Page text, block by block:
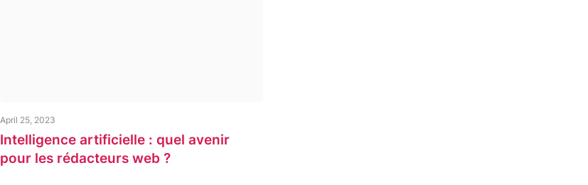
April 25, 2023
Intelligence artificielle : quel avenir
pour les rédacteurs web ?